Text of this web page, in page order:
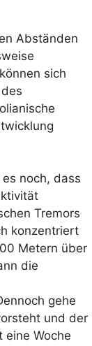
Abständen
sich
noch, dass
Tremors
konzentriert
Metern über
die
gehe
und der
eine Woche